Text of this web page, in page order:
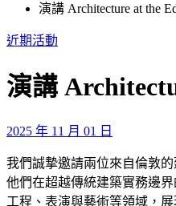
演講 Architecture at the
近期活動
演講
2025 年 11 月 01 日
我們誠摯邀請兩位來自倫敦
他們在超越傳統建築實務邊
工程、表演與藝術等領域，